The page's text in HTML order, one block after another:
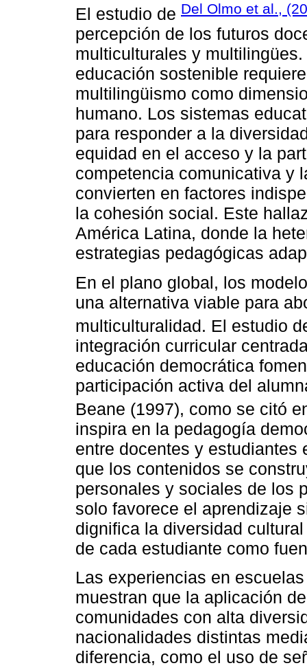
El estudio de Del Olmo et al.,
percepción de los futuros
multiculturales y
educación sostenible
multilingüismo como
humano. Los sistemas
para responder a la
equidad en el acceso y la
competencia comunicativa y
convierten en factores
la cohesión social. Este
América Latina, donde la
estrategias pedagógicas
En el plano global, los
una alternativa viable para
multiculturalidad. El estudio
integración curricular
educación democrática
participación activa del
Beane (1997), como se citó
inspira en la pedagogía
entre docentes y estudiantes
que los contenidos se
personales y sociales de los
solo favorece el aprendizaje
dignifica la diversidad
de cada estudiante como
Las experiencias en
muestran que la aplicación
comunidades con alta
nacionalidades distintas
diferencia, como el uso de